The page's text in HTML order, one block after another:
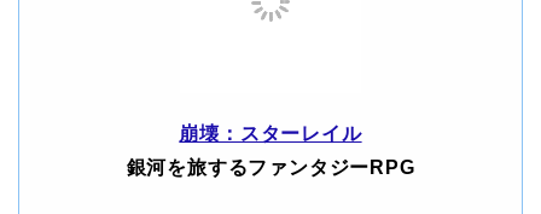
崩壊：スターレイル
銀河を旅するファンタジーRPG